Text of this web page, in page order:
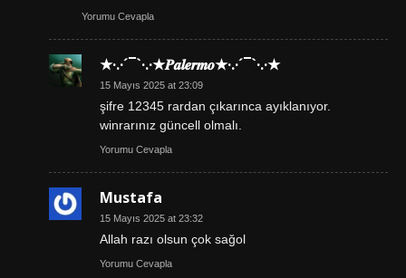
Yorumu Cevapla
★·.·´¯`·.·★𝑷𝒂𝒍𝒆𝒓𝒎𝒐★·.·´¯`·.·★
15 Mayıs 2025 at 23:09
şifre 12345 rardan çıkarınca ayıklanıyor.
winrarınız güncell olmalı.
Yorumu Cevapla
Mustafa
15 Mayıs 2025 at 23:32
Allah razı olsun çok sağol
Yorumu Cevapla